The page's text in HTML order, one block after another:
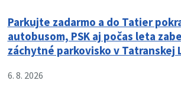
Parkujte zadarmo a do Tatier
autobusom, PSK aj počas leta
záchytné parkovisko v Tatranskej
6. 8. 2026